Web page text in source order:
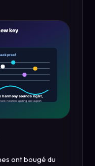
ont bougé du